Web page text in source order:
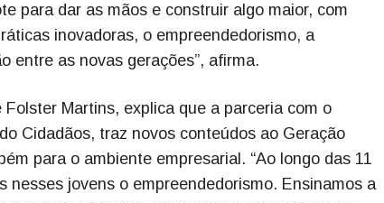
para dar as mãos e construir algo maior, com
inovadoras, o empreendedorismo, a
entre as novas gerações”, afirma.
Martins, explica que a parceria com o
Cidadãos, traz novos conteúdos ao Geração
para o ambiente empresarial. “Ao longo das 11
jovens o empreendedorismo. Ensinamos a